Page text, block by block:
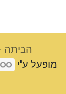
הביתה
מופעל ע"י